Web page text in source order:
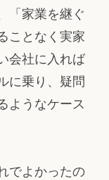
「家業を継ぐ
ことなく実家
会社に入れば
に乗り、疑問
ようなケース
でよかったの